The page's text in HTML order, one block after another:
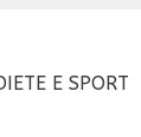
E SPORT